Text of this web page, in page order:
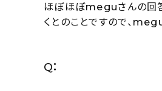
ほぼほぼmeguさんの回
くとのことですので、
Q：